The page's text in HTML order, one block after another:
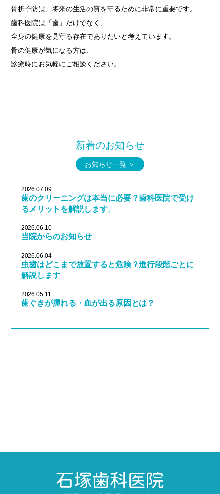
骨折予防は、将来の生活の質を守るために非常に重要です。
歯科医院は「歯」だけでなく、
全身の健康を見守る存在でありたいと考えています。
骨の健康が気になる方は、
診療時にお気軽にご相談ください。
新着のお知らせ
お知らせ一覧 ＞
2026.07.09
歯のクリーニングは本当に必要？歯科医院で受け
るメリットを解説します。
2026.06.10
当院からのお知らせ
2026.06.04
虫歯はどこまで放置すると危険？進行段階ごとに
解説します
2026.05.11
歯ぐきが腫れる・血が出る原因とは？